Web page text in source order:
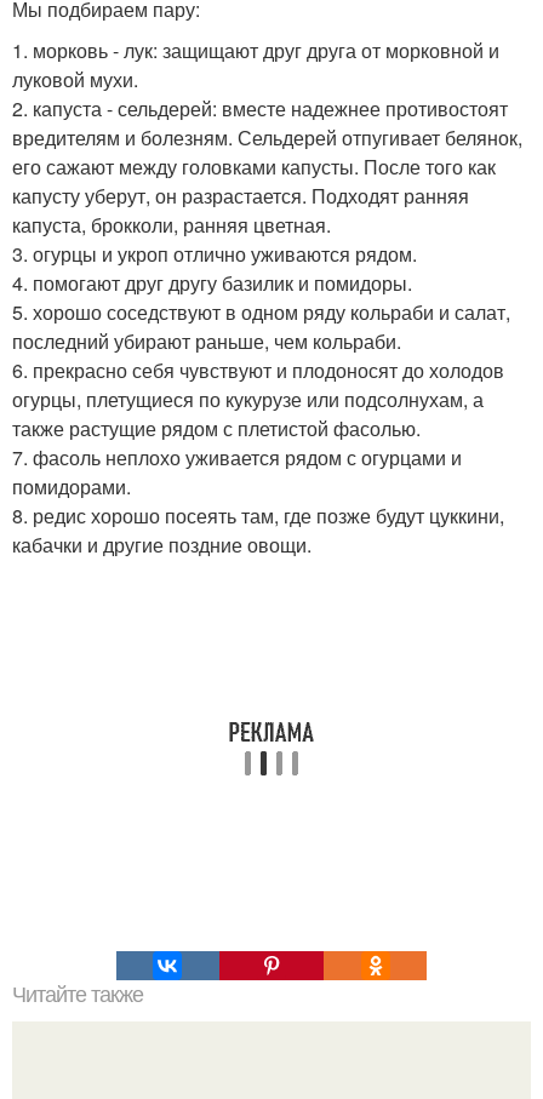
Мы подбираем пару:
1. морковь - лук: защищают друг друга от морковной и
луковой мухи.
2. капуста - сельдерей: вместе надежнее противостоят
вредителям и болезням. Сельдерей отпугивает белянок,
его сажают между головками капусты. После того как
капусту уберут, он разрастается. Подходят ранняя
капуста, брокколи, ранняя цветная.
3. огурцы и укроп отлично уживаются рядом.
4. помогают друг другу базилик и помидоры.
5. хорошо соседствуют в одном ряду кольраби и салат,
последний убирают раньше, чем кольраби.
6. прекрасно себя чувствуют и плодоносят до холодов
огурцы, плетущиеся по кукурузе или подсолнухам, а
также растущие рядом с плетистой фасолью.
7. фасоль неплохо уживается рядом с огурцами и
помидорами.
8. редис хорошо посеять там, где позже будут цуккини,
кабачки и другие поздние овощи.
Читайте также